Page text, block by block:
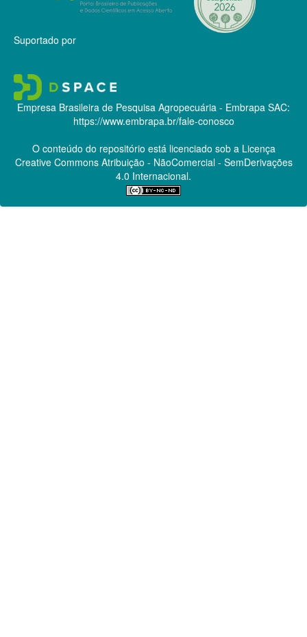
Suportado por
Empresa Brasileira de Pesquisa Agropecuária - Embrapa SAC:
https://www.embrapa.br/fale-conosco
O conteúdo do repositório está licenciado sob a Licença
Creative CommonsAtribuição - NãoComercial - SemDerivações
4.0 Internacional.